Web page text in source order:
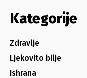
Kategorije
Zdravlje
Ljekovito bilje
Ishrana